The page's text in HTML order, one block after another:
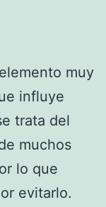
muy
influye
trata del
muchos
lo que
evitarlo.